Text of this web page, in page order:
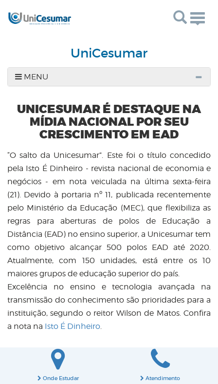
UniCesumar
MENU
UNICESUMAR É DESTAQUE NA
MÍDIA NACIONAL POR SEU
CRESCIMENTO EM EAD
“O salto da Unicesumar”. Este foi o título concedido
pela Isto É Dinheiro - revista nacional de economia e
negócios - em nota veiculada na última sexta-feira
(21). Devido à portaria nº 11, publicada recentemente
pelo Ministério da Educação (MEC), que flexibiliza as
regras para aberturas de polos de Educação a
Distância (EAD) no ensino superior, a Unicesumar tem
como objetivo alcançar 500 polos EAD até 2020.
Atualmente, com 150 unidades, está entre os 10
maiores grupos de educação superior do país.
Excelência no ensino e tecnologia avançada na
transmissão do conhecimento são prioridades para a
instituição, segundo o reitor Wilson de Matos. Confira
a nota na Isto É Dinheiro.
Onde Estudar Atendimento